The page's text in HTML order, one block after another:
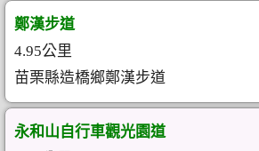
鄭漢步道
4.95公里
苗栗縣造橋鄉鄭漢步道
永和山自行車觀光園道